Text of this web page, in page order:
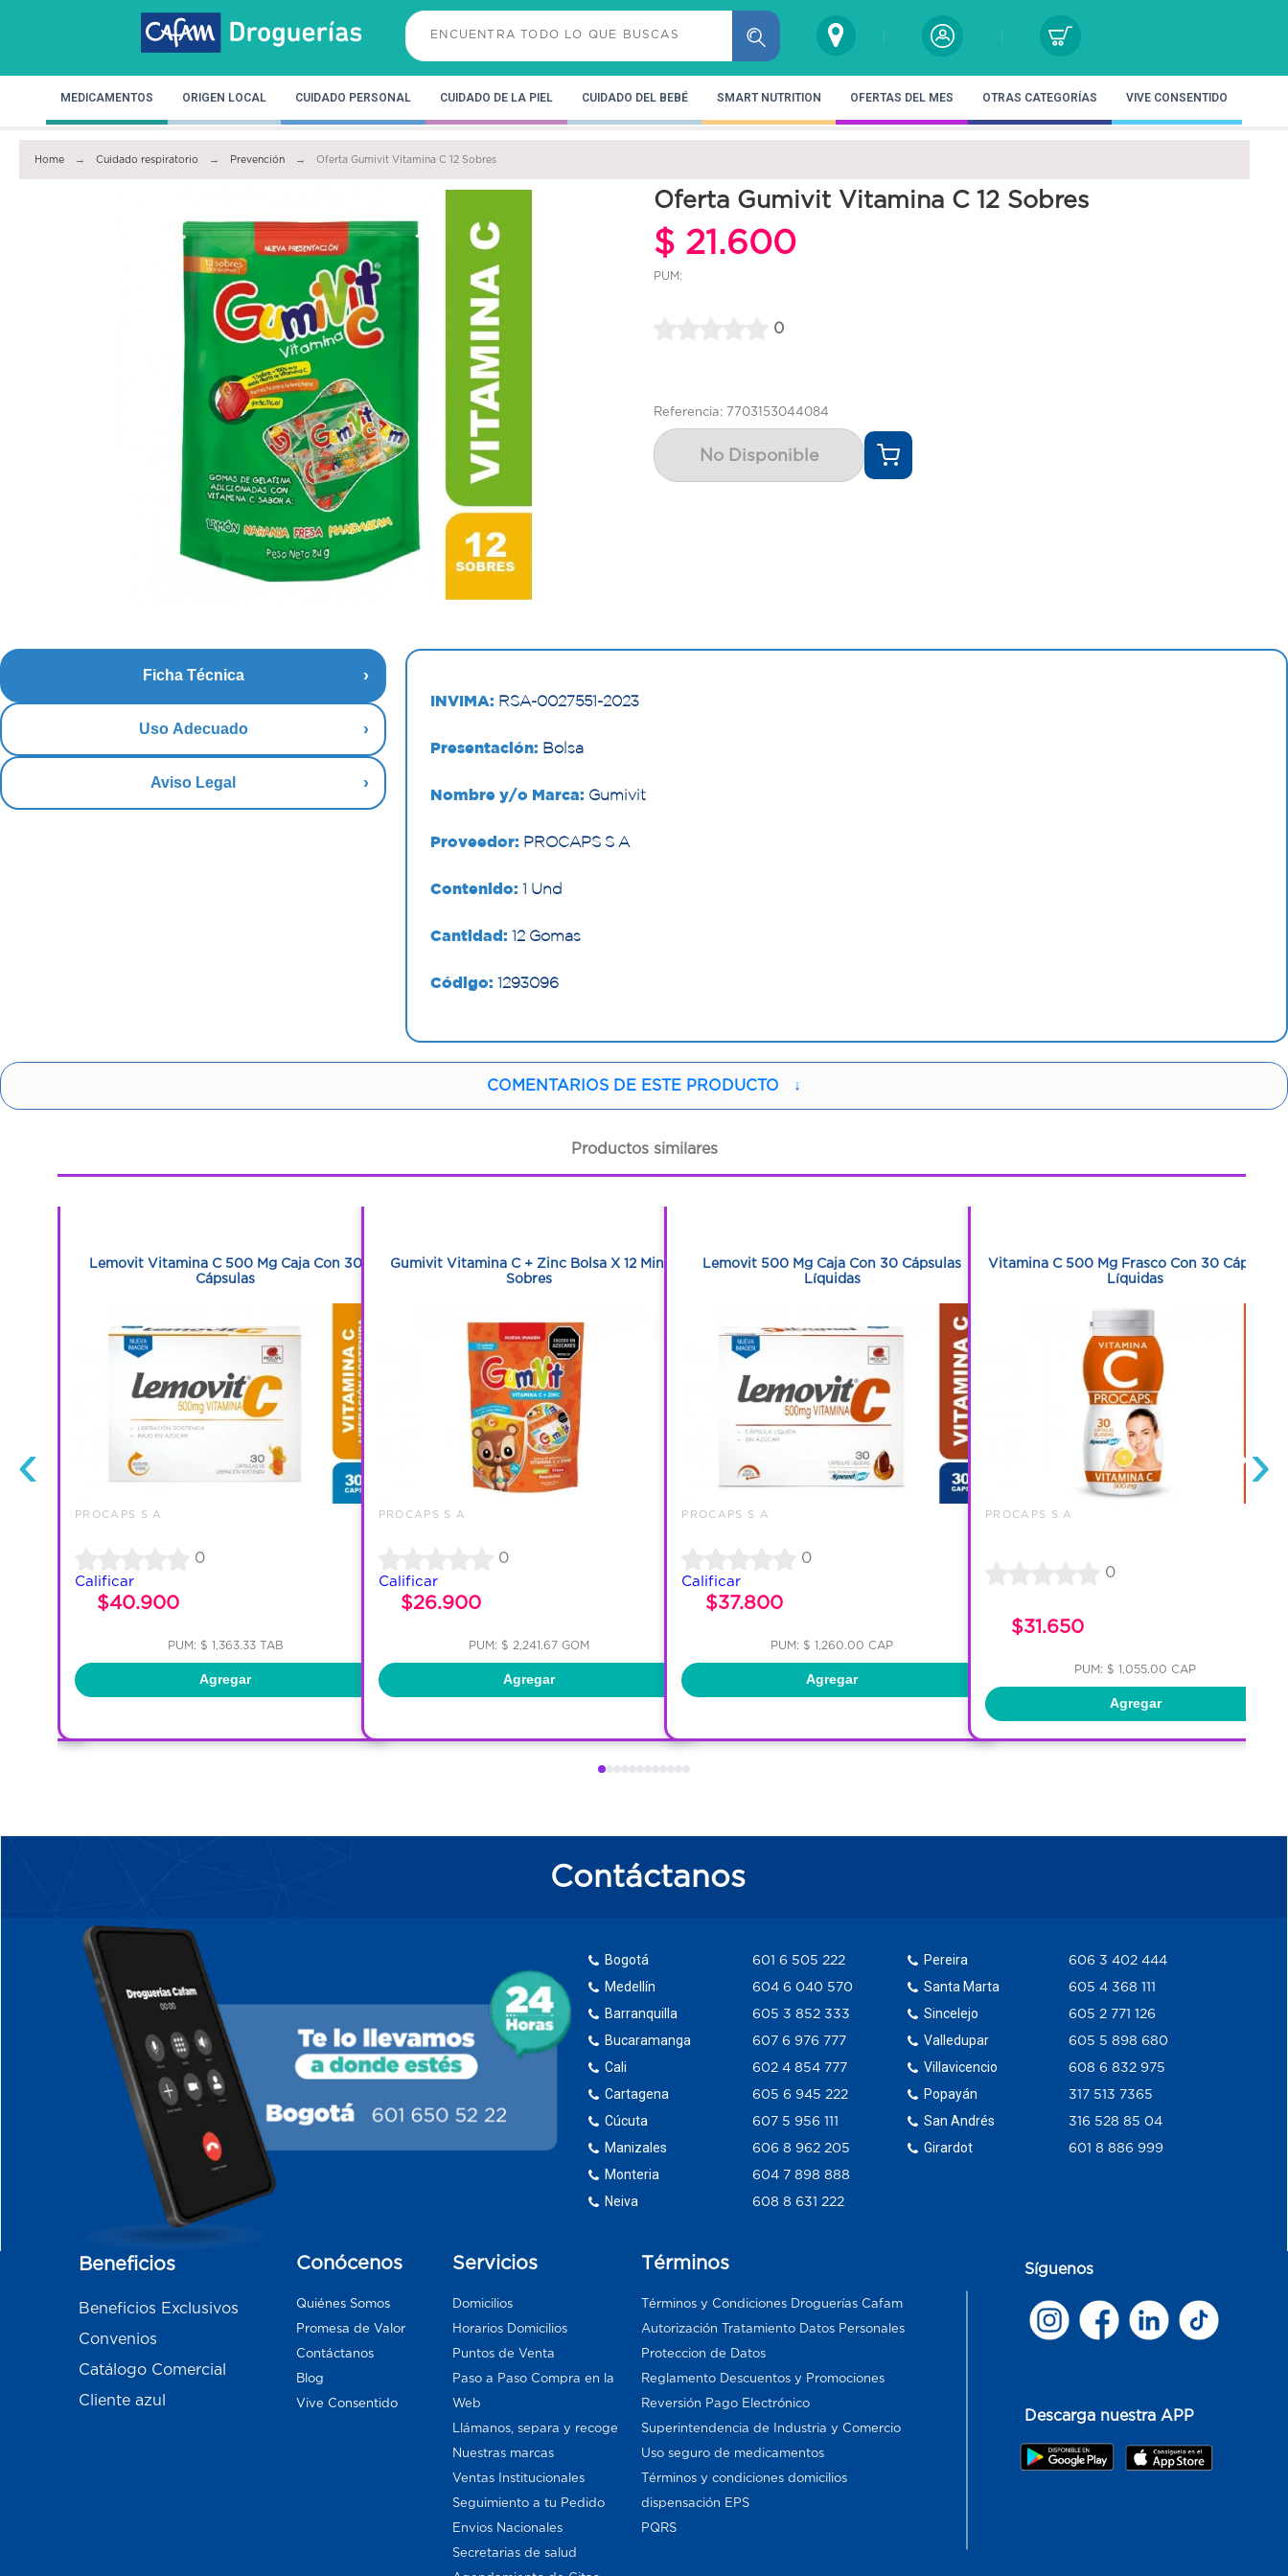
MEDICAMENTOS ORIGEN LOCAL CUIDADO PERSONAL CUIDADO DE LA PIEL CUIDADO DEL BEBÉ SMART NUTRITION OFERTAS DEL MES OTRAS CATEGORÍAS VIVE CONSENTIDO
Home Cuidado respiratorio Prevención Oferta Gumivit Vitamina C 12 Sobres
Oferta Gumivit Vitamina C 12 Sobres
$ 21.600
PUM:
0
Referencia: 7703153044084
No Disponible
Ficha Técnica
Uso Adecuado
Aviso Legal
INVIMA: RSA-0027551-2023
Presentación: Bolsa
Nombre y/o Marca: Gumivit
Proveedor: PROCAPS S A
Contenido: 1 Und
Cantidad: 12 Gomas
Código: 1293096
COMENTARIOS DE ESTE PRODUCTO ↓
Productos similares
‹
Lemovit Vitamina C 500 Mg Caja Con 30
Cápsulas
PROCAPS S A
0
Calificar
$40.900
PUM: $ 1,363.33 TAB
Agregar
Gumivit Vitamina C + Zinc Bolsa X 12 Mini
Sobres
PROCAPS S A
0
Calificar
$26.900
PUM: $ 2,241.67 GOM
Agregar
Lemovit 500 Mg Caja Con 30 Cápsulas
Líquidas
PROCAPS S A
0
Calificar
$37.800
PUM: $ 1,260.00 CAP
Agregar
Vitamina C 500 Mg Frasco Con 30 Cápsulas
Líquidas
PROCAPS S A
0
$31.650
PUM: $ 1,055.00 CAP
Agregar
›
Contáctanos
Bogotá
Medellín
Barranquilla
Bucaramanga
Cali
Cartagena
Cúcuta
Manizales
Monteria
Neiva
601 6 505 222
604 6 040 570
605 3 852 333
607 6 976 777
602 4 854 777
605 6 945 222
607 5 956 111
606 8 962 205
604 7 898 888
608 8 631 222
Pereira
Santa Marta
Sincelejo
Valledupar
Villavicencio
Popayán
San Andrés
Girardot
606 3 402 444
605 4 368 111
605 2 771 126
605 5 898 680
608 6 832 975
317 513 7365
316 528 85 04
601 8 886 999
Beneficios
Beneficios Exclusivos
Convenios
Catálogo Comercial
Cliente azul
Conócenos
Quiénes Somos
Promesa de Valor
Contáctanos
Blog
Vive Consentido
Servicios
Domicilios
Horarios Domicilios
Puntos de Venta
Paso a Paso Compra en la
Web
Llámanos, separa y recoge
Nuestras marcas
Ventas Institucionales
Seguimiento a tu Pedido
Envios Nacionales
Secretarias de salud
Términos
Términos y Condiciones Droguerías Cafam
Autorización Tratamiento Datos Personales
Proteccion de Datos
Reglamento Descuentos y Promociones
Reversión Pago Electrónico
Superintendencia de Industria y Comercio
Uso seguro de medicamentos
Términos y condiciones domicilios
dispensación EPS
PQRS
Síguenos
Descarga nuestra APP